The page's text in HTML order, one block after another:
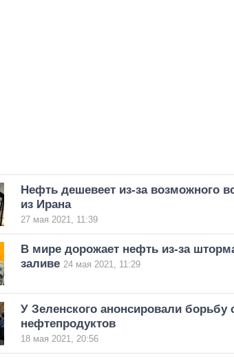
Нефть дешевеет из-за возможного
из Ирана
27 мая 2021, 11:39
В мире дорожает нефть из-за
заливе 24 мая 2021, 11:29
У Зеленского анонсировали
нефтепродуктов
18 мая 2021, 20:56